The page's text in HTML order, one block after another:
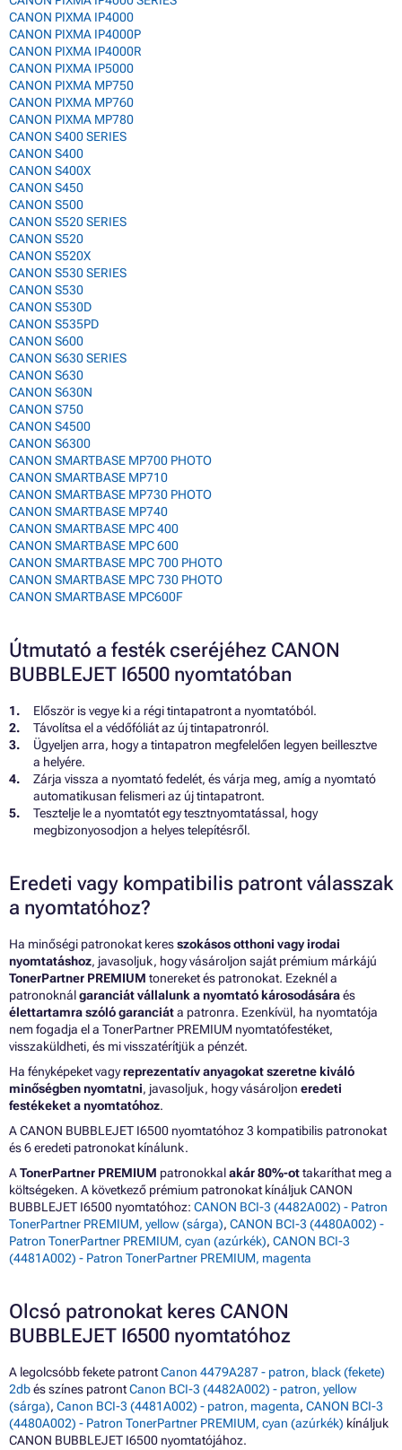
CANON PIXMA IP4000
CANON PIXMA IP4000P
CANON PIXMA IP4000R
CANON PIXMA IP5000
CANON PIXMA MP750
CANON PIXMA MP760
CANON PIXMA MP780
CANON S400 SERIES
CANON S400
CANON S400X
CANON S450
CANON S500
CANON S520 SERIES
CANON S520
CANON S520X
CANON S530 SERIES
CANON S530
CANON S530D
CANON S535PD
CANON S600
CANON S630 SERIES
CANON S630
CANON S630N
CANON S750
CANON S4500
CANON S6300
CANON SMARTBASE MP700 PHOTO
CANON SMARTBASE MP710
CANON SMARTBASE MP730 PHOTO
CANON SMARTBASE MP740
CANON SMARTBASE MPC 400
CANON SMARTBASE MPC 600
CANON SMARTBASE MPC 700 PHOTO
CANON SMARTBASE MPC 730 PHOTO
CANON SMARTBASE MPC600F
Útmutató a festék cseréjéhez CANON
BUBBLEJET I6500 nyomtatóban
Először is vegye ki a régi tintapatront a nyomtatóból.
Távolítsa el a védőfóliát az új tintapatronról.
Ügyeljen arra, hogy a tintapatron megfelelően legyen beillesztve
a helyére.
Zárja vissza a nyomtató fedelét, és várja meg, amíg a nyomtató
automatikusan felismeri az új tintapatront.
Tesztelje le a nyomtatót egy tesztnyomtatással, hogy
megbizonyosodjon a helyes telepítésről.
Eredeti vagy kompatibilis patront válasszak
a nyomtatóhoz?
Ha minőségi patronokat keresszokásos otthoni vagy irodai
nyomtatáshoz, javasoljuk, hogy vásároljon saját prémium márkájú
TonerPartner PREMIUM tonereket és patronokat. Ezeknél a
patronoknálgaranciát vállalunk a nyomtató károsodásáraés
élettartamra szóló garanciáta patronra. Ezenkívül, ha nyomtatója
nem fogadja el a TonerPartner PREMIUM nyomtatófestéket,
visszaküldheti, és mi visszatérítjük a pénzét.
Ha fényképeket vagyreprezentatív anyagokat szeretne kiváló
minőségben nyomtatni, javasoljuk, hogy vásároljon eredeti
festékeket a nyomtatóhoz.
A CANON BUBBLEJET I6500 nyomtatóhoz 3 kompatibilis patronokat
és 6 eredeti patronokat kínálunk.
ATonerPartner PREMIUM patronokkalakár 80%-ottakaríthat meg a
költségeken. A következő prémium patronokat kínáljuk CANON
BUBBLEJET I6500 nyomtatóhoz: CANON BCI-3 (4482A002) - Patron
TonerPartner PREMIUM, yellow (sárga), CANON BCI-3 (4480A002) -
Patron TonerPartner PREMIUM, cyan (azúrkék), CANON BCI-3
(4481A002) - Patron TonerPartner PREMIUM, magenta
Olcsó patronokat keres CANON
BUBBLEJET I6500 nyomtatóhoz
A legolcsóbb fekete patrontCanon 4479A287 - patron, black (fekete)
2dbés színes patrontCanon BCI-3 (4482A002) - patron, yellow
(sárga), Canon BCI-3 (4481A002) - patron, magenta, CANON BCI-3
(4480A002) - Patron TonerPartner PREMIUM, cyan (azúrkék) kínáljuk
CANON BUBBLEJET I6500 nyomtatójához.